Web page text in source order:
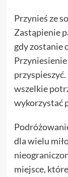
Przynieś ze
Zastąpienie
gdy zostanie
wszelkie
wykorzystać
dla wielu
miejsce,